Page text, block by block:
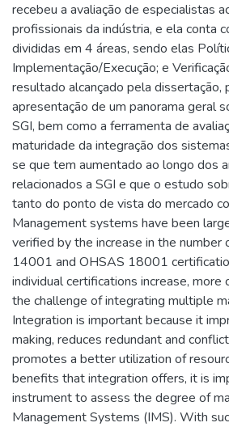
recebeu a avaliação de especialistas
profissionais da indústria, e ela conta
divididas em 4 áreas, sendo elas
Implementação/Execução; e
resultado alcançado pela dissertação,
apresentação de um panorama geral
SGI, bem como a ferramenta de
maturidade da integração dos
se que tem aumentado ao longo dos
relacionados a SGI e que o estudo
tanto do ponto de vista do mercado
Management systems have been
verified by the increase in the number
14001 and OHSAS 18001
individual certifications increase, more
the challenge of integrating multiple
Integration is important because it
making, reduces redundant and
promotes a better utilization of
benefits that integration offers, it is
instrument to assess the degree of
Management Systems (IMS). With